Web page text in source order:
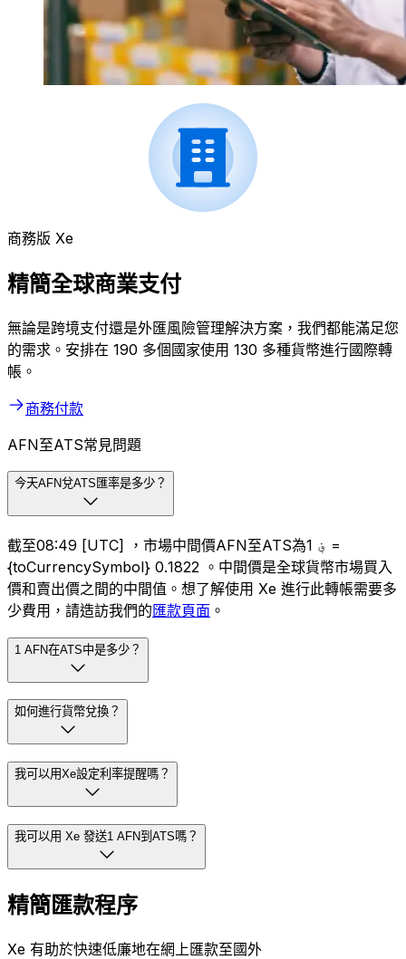
商務版 Xe
精簡全球商業支付
無論是跨境支付還是外匯風險管理解決方案，我們都能滿足您
的需求。安排在 190 多個國家使用 130 多種貨幣進行國際轉
帳。
商務付款
AFN至ATS常見問題
今天AFN兌ATS匯率是多少？
截至08:49 [UTC] ，市場中間價AFN至ATS為؋ 1 =
{toCurrencySymbol} 0.1822 。中間價是全球貨幣市場買入
價和賣出價之間的中間值。想了解使用 Xe 進行此轉帳需要多
少費用，請造訪我們的匯款頁面 。
1 AFN在ATS中是多少？
如何進行貨幣兌換？
我可以用Xe設定利率提醒嗎？
我可以用 Xe 發送1 AFN到ATS嗎？
精簡匯款程序
Xe 有助於快速低廉地在網上匯款至國外